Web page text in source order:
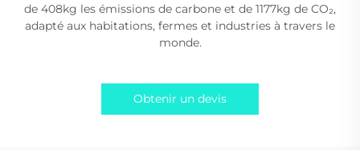
de 408kg les émissions de carbone et de 1177kg de CO₂,
adapté aux habitations, fermes et industries à travers le
monde.
Obtenir un devis